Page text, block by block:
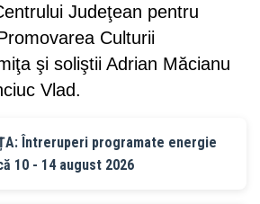
Judeţean pentru
Culturii
şi soliştii Adrian Măcianu
Vlad.
Întreruperi programate energie
10 - 14 august 2026